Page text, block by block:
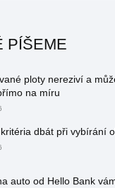
PÍŠEME
ploty nereziví a
na míru
dbát při vybírání
auto od Hello Bank